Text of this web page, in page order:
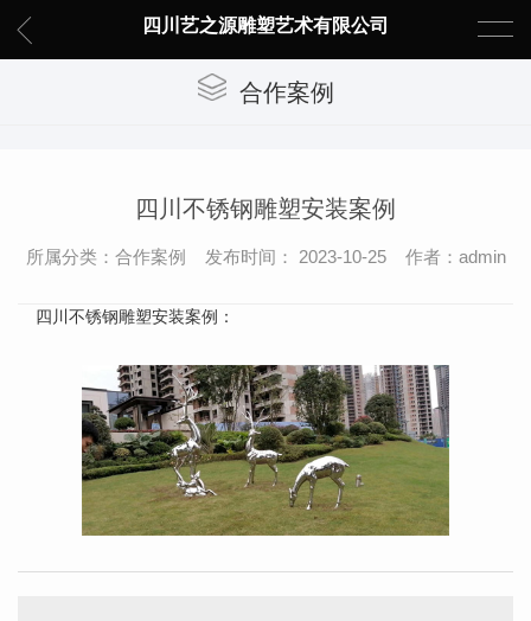
四川艺之源雕塑艺术有限公司
合作案例
四川不锈钢雕塑安装案例
所属分类：合作案例 发布时间： 2023-10-25 作者：admin
四川不锈钢雕塑安装案例：